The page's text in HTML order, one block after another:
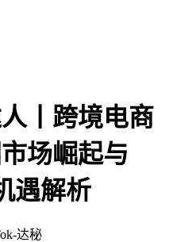
丨跨境电商
场崛起与
遇解析
达秘